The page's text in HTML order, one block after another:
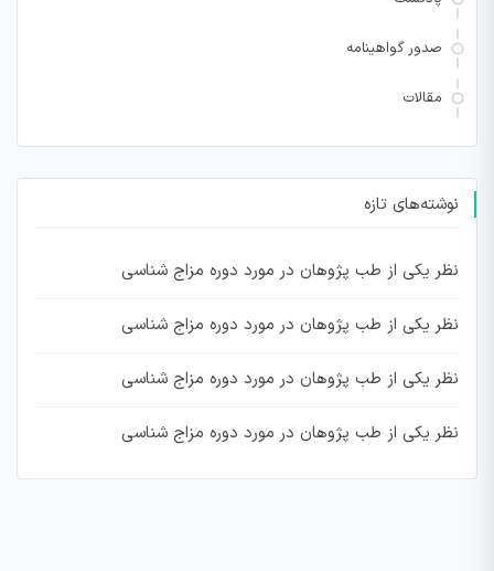
صدور گواهینامه
مقالات
نوشته‌های تازه
نظر یکی از طب پژوهان در مورد دوره مزاج شناسی
نظر یکی از طب پژوهان در مورد دوره مزاج شناسی
نظر یکی از طب پژوهان در مورد دوره مزاج شناسی
نظر یکی از طب پژوهان در مورد دوره مزاج شناسی